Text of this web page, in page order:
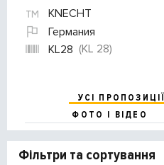
KNECHT
Германия
KL28 (KL 28)
УСІ ПРОПОЗИЦІЇ
ФОТО І ВІДЕО
Фільтри та сортування